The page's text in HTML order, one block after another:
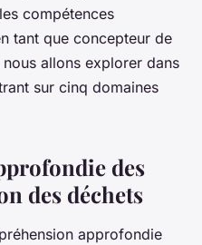
de lecture
compétences
tant que concepteur de
allons explorer dans
sur cinq domaines
des
des déchets
approfondie